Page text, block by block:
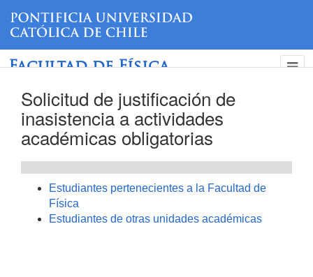
Facultad de Física
Solicitud de justificación de
inasistencia a actividades
académicas obligatorias
Estudiantes pertenecientes a la Facultad de
Física
Estudiantes de otras unidades académicas